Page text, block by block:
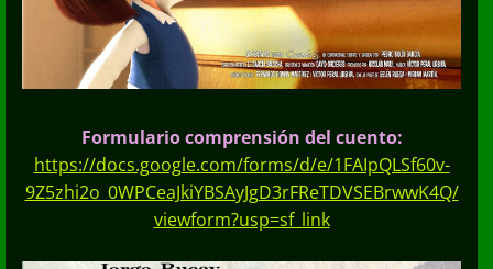
Formulario comprensión del cuento:
https://docs.google.com/forms/d/e/1FAIpQLSf60v-
9Z5zhi2o_0WPCeaJkiYBSAyJgD3rFReTDVSEBrwwK4Q/
viewform?usp=sf_link